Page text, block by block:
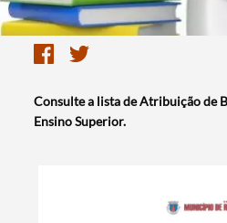
Consulte a lista de Atribuição de
Ensino Superior.